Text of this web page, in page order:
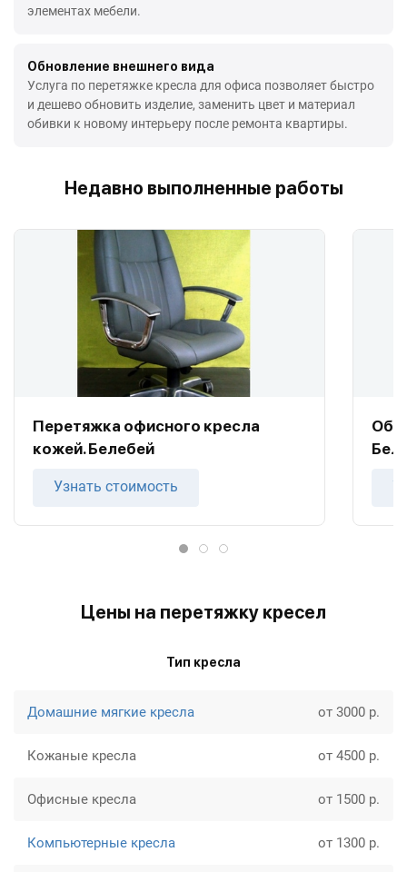
элементах мебели.
Обновление внешнего вида
Услуга по перетяжке кресла для офиса позволяет быстро
и дешево обновить изделие, заменить цвет и материал
обивки к новому интерьеру после ремонта квартиры.
Недавно выполненные работы
Перетяжка офисного кресла
кожей. Белебей
Узнать стоимость
Цены на перетяжку кресел
Тип кресла
Домашние мягкие кресла от 3000 р.
Кожаные кресла от 4500 р.
Офисные кресла от 1500 р.
Компьютерные кресла от 1300 р.